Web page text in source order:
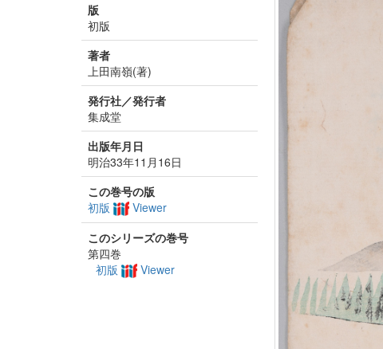
版
初版
著者
上田南嶺(著)
発行社／発行者
集成堂
出版年月日
明治33年11月16日
この巻号の版
初版
Viewer
このシリーズの巻号
第四巻
初版
Viewer